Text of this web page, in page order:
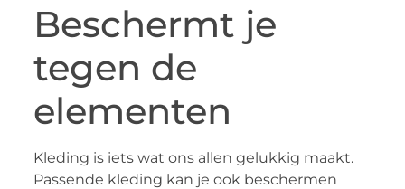
Beschermt je
tegen de
elementen
Kleding is iets wat ons allen gelukkig maakt.
Passende kleding kan je ook beschermen